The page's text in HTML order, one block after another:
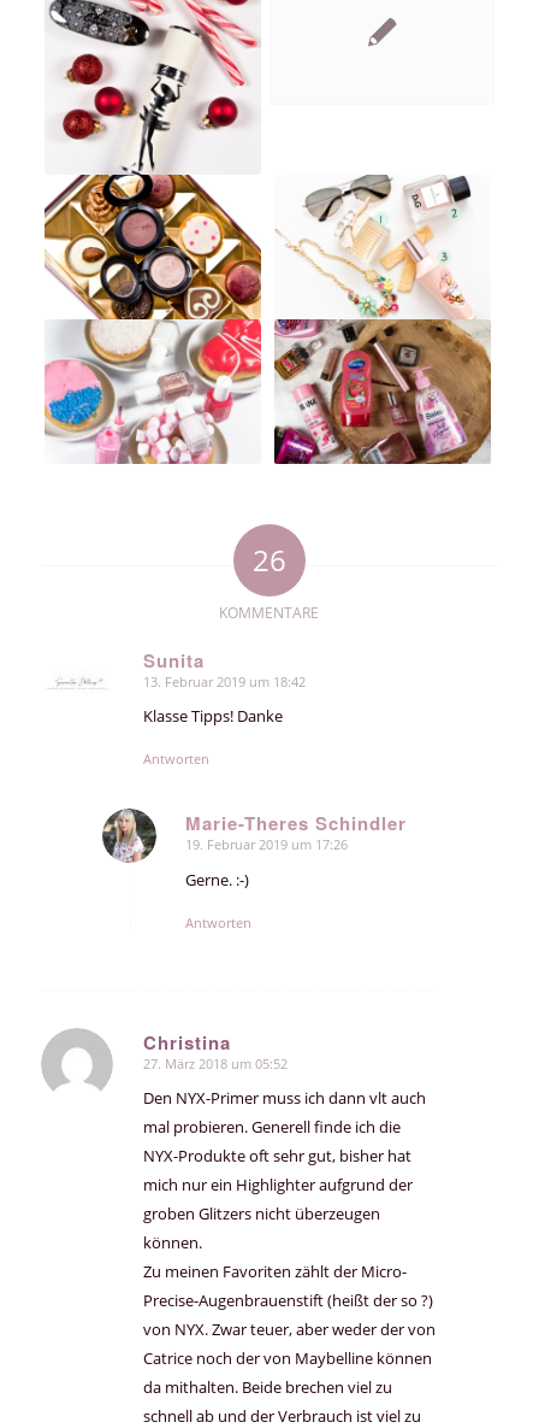
26
KOMMENTARE
Sunita
sagte:
13. Februar 2019 um 18:42
Klasse Tipps! Danke
Antworten
Marie-Theres Schindler
sagte:
19. Februar 2019 um 17:26
Gerne. :-)
Antworten
Christina
sagte:
27. März 2018 um 05:52
Den NYX-Primer muss ich dann vlt auch
mal probieren. Generell finde ich die
NYX-Produkte oft sehr gut, bisher hat
mich nur ein Highlighter aufgrund der
groben Glitzers nicht überzeugen
können.
Zu meinen Favoriten zählt der Micro-
Precise-Augenbrauenstift (heißt der so ?)
von NYX. Zwar teuer, aber weder der von
Catrice noch der von Maybelline können
da mithalten. Beide brechen viel zu
schnell ab und der Verbrauch ist viel zu